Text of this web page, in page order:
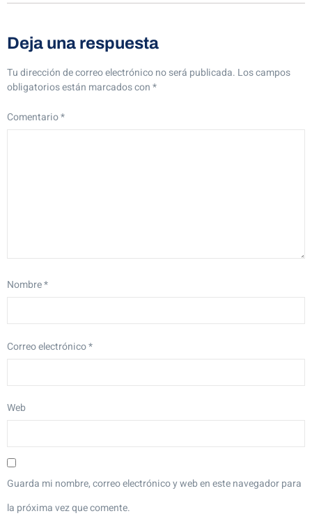
Deja una respuesta
Tu dirección de correo electrónico no será publicada. Los campos
obligatorios están marcados con*
Comentario*
Nombre*
Correo electrónico*
Web
Guarda mi nombre, correo electrónico y web en este navegador para
la próxima vez que comente.